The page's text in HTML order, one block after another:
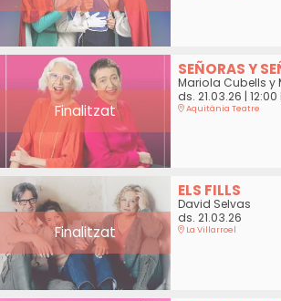
Finalitzat
SEÑORAS Y
Mariola Cubells y
ds. 21.03.26 | 12:00
Aquitània Teatre
Finalitzat
ELS FILLS
David Selvas
ds. 21.03.26
La Villarroel